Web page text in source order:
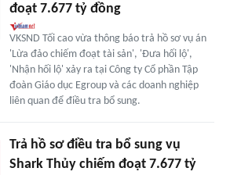
đoạt 7.677 tỷ đồng
VKSND Tối cao vừa thông báo trả hồ sơ vụ án
'Lừa đảo chiếm đoạt tài sản', 'Đưa hối lộ',
'Nhận hối lộ' xảy ra tại Công ty Cổ phần Tập
đoàn Giáo dục Egroup và các doanh nghiệp
liên quan để điều tra bổ sung.
Trả hồ sơ điều tra bổ sung vụ
Shark Thủy chiếm đoạt 7.677 tỷ